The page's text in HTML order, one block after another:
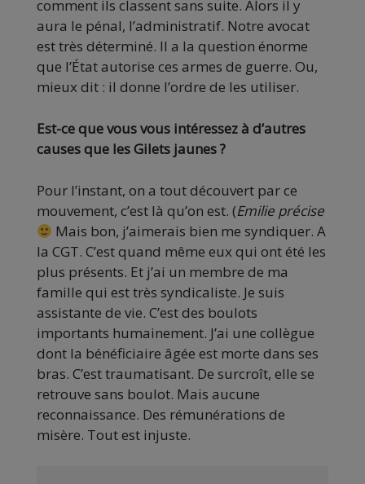
comment ils classent sans suite. Alors il y
aura le pénal, l’administratif. Notre avocat
est très déterminé. Il a la question énorme
que l’État autorise ces armes de guerre. Ou,
mieux dit : il donne l’ordre de les utiliser.
Est-ce que vous vous intéressez à d’autres
causes que les Gilets jaunes ?
Pour l’instant, on a tout découvert par ce
mouvement, c’est là qu’on est. (Emilie précise
Mais bon, j’aimerais bien me syndiquer. A
la CGT. C’est quand même eux qui ont été les
plus présents. Et j’ai un membre de ma
famille qui est très syndicaliste. Je suis
assistante de vie. C’est des boulots
importants humainement. J’ai une collègue
dont la bénéficiaire âgée est morte dans ses
bras. C’est traumatisant. De surcroît, elle se
retrouve sans boulot. Mais aucune
reconnaissance. Des rémunérations de
misère. Tout est injuste.